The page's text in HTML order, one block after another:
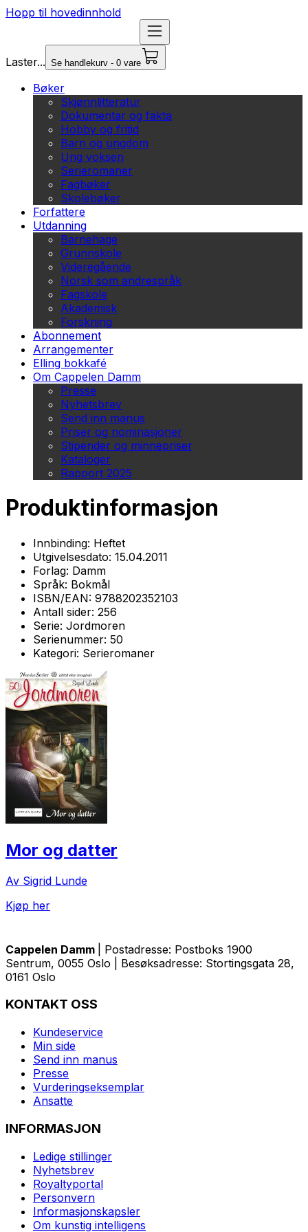
Hopp til hovedinnhold
Laster... Se handlekurv - 0 vare
Bøker
Skjønnlitteratur
Dokumentar og fakta
Hobby og fritid
Barn og ungdom
Ung voksen
Serieromaner
Fagbøker
Skolebøker
Forfattere
Utdanning
Barnehage
Grunnskole
Videregående
Norsk som andrespråk
Fagskole
Akademisk
Forskning
Abonnement
Arrangementer
Elling bokkafé
Om Cappelen Damm
Presse
Nyhetsbrev
Send inn manus
Priser og nominasjoner
Stipender og minnepriser
Kataloger
Rapport 2025
Produktinformasjon
Innbinding: Heftet
Utgivelsesdato: 15.04.2011
Forlag: Damm
Språk: Bokmål
ISBN/EAN: 9788202352103
Antall sider: 256
Serie: Jordmoren
Serienummer: 50
Kategori: Serieromaner
Mor og datter
Av Sigrid Lunde
Kjøp her
Cappelen Damm
| Postadresse: Postboks 1900
Sentrum, 0055 Oslo | Besøksadresse: Stortingsgata 28,
0161 Oslo
KONTAKT OSS
Kundeservice
Min side
Send inn manus
Presse
Vurderingseksemplar
Ansatte
INFORMASJON
Ledige stillinger
Nyhetsbrev
Royaltyportal
Personvern
Informasjonskapsler
Om kunstig intelligens